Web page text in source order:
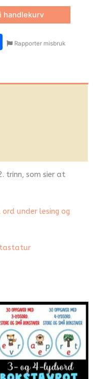
handlekurv
Share
Rapporter misbruk
trinn, som sier at
under lesing og
tastatur